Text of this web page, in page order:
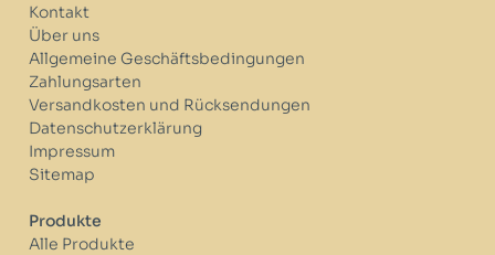
Kontakt
Über uns
Allgemeine Geschäftsbedingungen
Zahlungsarten
Versandkosten und Rücksendungen
Datenschutzerklärung
Impressum
Sitemap
Produkte
Alle Produkte